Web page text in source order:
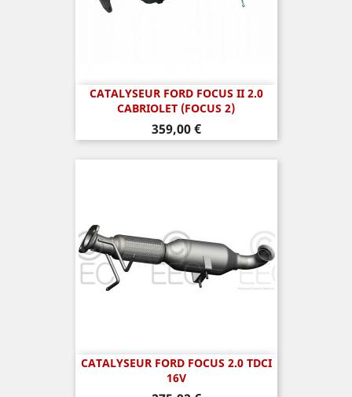
CATALYSEUR FORD FOCUS II 2.0
CABRIOLET (FOCUS 2)
Prix
359,00 €
CATALYSEUR FORD FOCUS 2.0 TDCI
16V